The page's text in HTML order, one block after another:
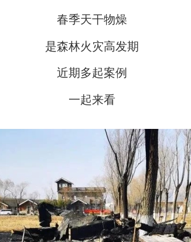
春季天干物燥
是森林火灾高发期
近期多起案例
一起来看